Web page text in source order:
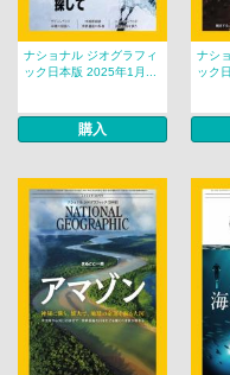
ナショナル ジオグラフィ
ック日本版 2025年1月...
購入
ナシ
ック